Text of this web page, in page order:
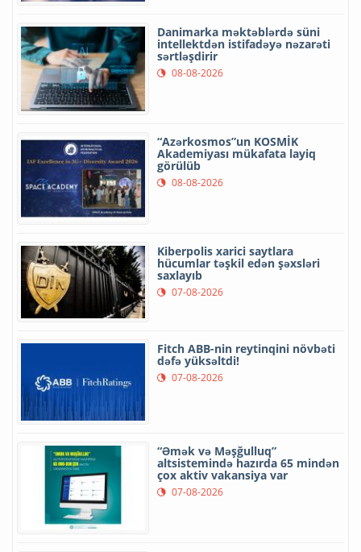
Danimarka məktəblərdə süni
intellektdən istifadəyə nəzarəti
sərtləşdirir
08-08-2026
“Azərkosmos”un KOSMİK
Akademiyası mükafata layiq
görülüb
08-08-2026
Kiberpolis xarici saytlara
hücumlar təşkil edən şəxsləri
saxlayıb
07-08-2026
Fitch ABB-nin reytinqini növbəti
dəfə yüksəltdi!
07-08-2026
“Əmək və Məşğulluq”
altsistemində hazırda 65 mindən
çox aktiv vakansiya var
07-08-2026